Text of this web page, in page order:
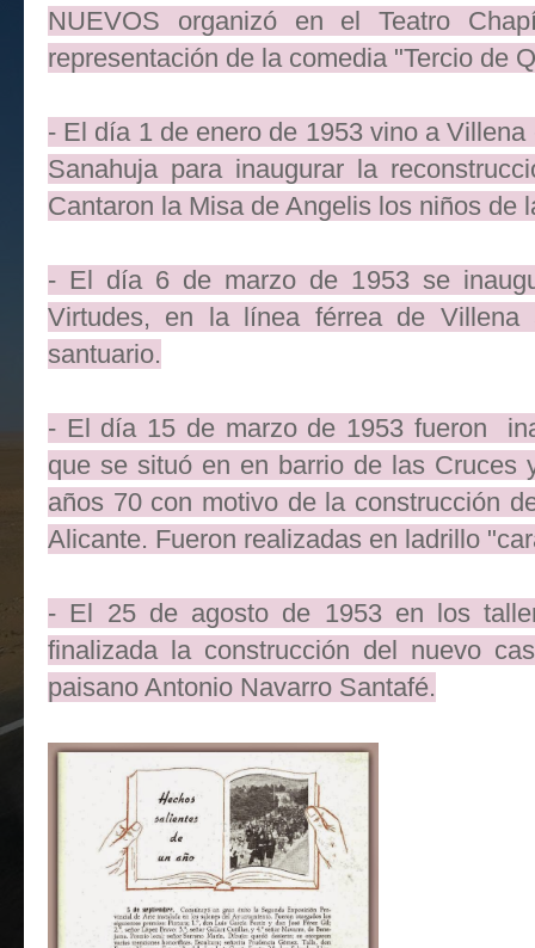
NUEVOS organizó en el Teatro
representación de la comedia "Tercio de
- El día 1 de enero de 1953 vino a
Sanahuja para inaugurar la
Cantaron la Misa de Angelis los niños de
- El día 6 de marzo de 1953 se
Virtudes, en la línea férrea de
santuario.
- El día 15 de marzo de 1953 fueron
que se situó en en barrio de las Cruces
años 70 con motivo de la construcción
Alicante. Fueron realizadas en ladrillo
- El 25 de agosto de 1953 en los
finalizada la construcción del nuevo
paisano Antonio Navarro Santafé.